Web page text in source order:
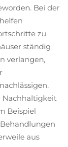
Bei der
zu
ständig
verlangen,
Nachhaltigkeit
Beispiel
aus